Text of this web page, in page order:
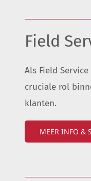
Field
Als Field
cruciale rol
klanten.
MEER INFO &